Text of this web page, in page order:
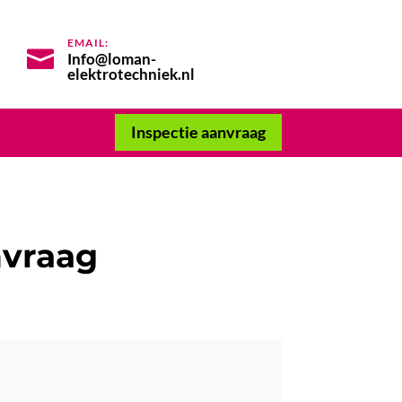

EMAIL:
Info@loman-
elektrotechniek.nl
Inspectie aanvraag